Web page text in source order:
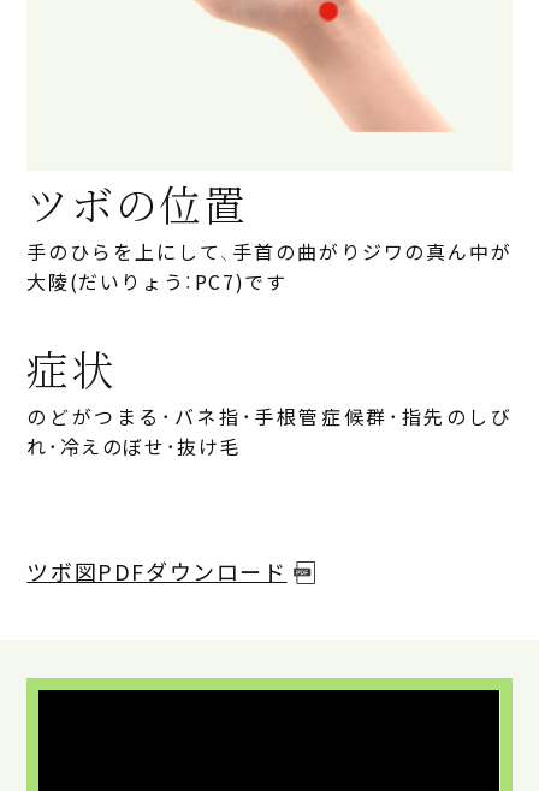
ツボの位置
手のひらを上にして、手首の曲がりジワの真ん中が
大陵(だいりょう：PC7)です
症状
のどがつまる・バネ指・手根管症候群・指先のしび
れ・冷えのぼせ・抜け毛
ツボ図PDFダウンロード